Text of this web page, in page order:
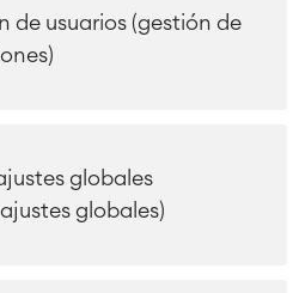
de usuarios (gestión de
globales
globales)